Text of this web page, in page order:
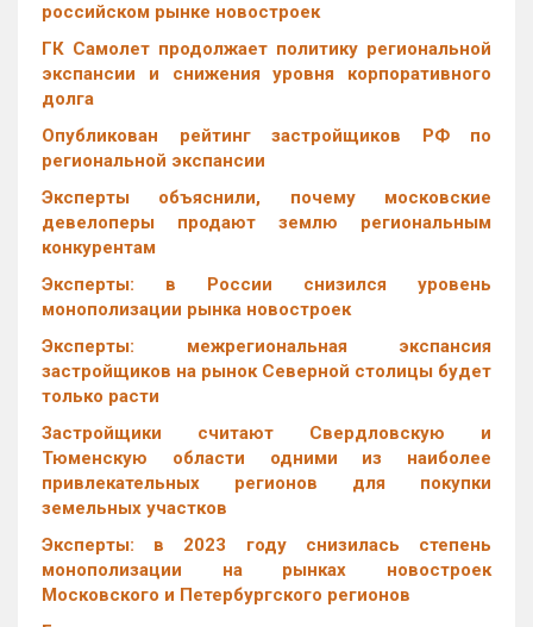
российском рынке новостроек
ГК Самолет продолжает политику региональной
экспансии и снижения уровня корпоративного
долга
Опубликован рейтинг застройщиков РФ по
региональной экспансии
Эксперты объяснили, почему московские
девелоперы продают землю региональным
конкурентам
Эксперты: в России снизился уровень
монополизации рынка новостроек
Эксперты: межрегиональная экспансия
застройщиков на рынок Северной столицы будет
только расти
Застройщики считают Свердловскую и
Тюменскую области одними из наиболее
привлекательных регионов для покупки
земельных участков
Эксперты: в 2023 году снизилась степень
монополизации на рынках новостроек
Московского и Петербургского регионов